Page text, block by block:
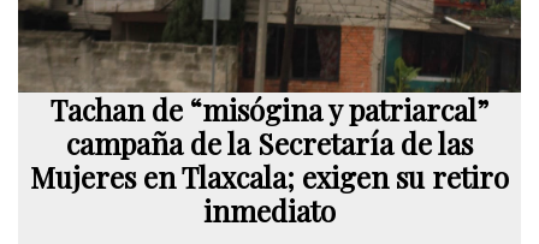
Tachan de “misógina y patriarcal”
campaña de la Secretaría de las
Mujeres en Tlaxcala; exigen su retiro
inmediato